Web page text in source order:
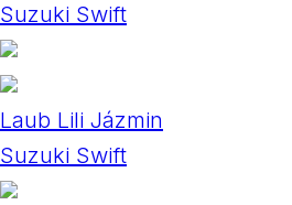
Suzuki Swift
Laub Lili Jázmin
Suzuki Swift